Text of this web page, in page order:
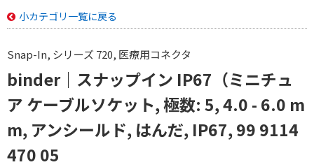
小カテゴリ一覧に戻る
Snap-In, シリーズ 720, 医療用コネクタ
binder｜スナップイン IP67（ミニチュ
ア ケーブルソケット, 極数: 5, 4.0 - 6.0 m
m, アンシールド, はんだ, IP67, 99 9114
470 05